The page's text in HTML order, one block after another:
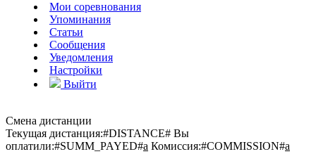
Мои соревнования
Упоминания
Статьи
Сообщения
Уведомления
Настройки
Выйти
Смена дистанции
Текущая дистанция:#DISTANCE# Вы
оплатили:#SUMM_PAYED#a Комиссия:#COMMISSION#a